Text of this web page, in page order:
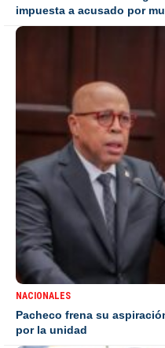
impuesta a acusado por
NACIONALES
Pacheco frena su
por la unidad